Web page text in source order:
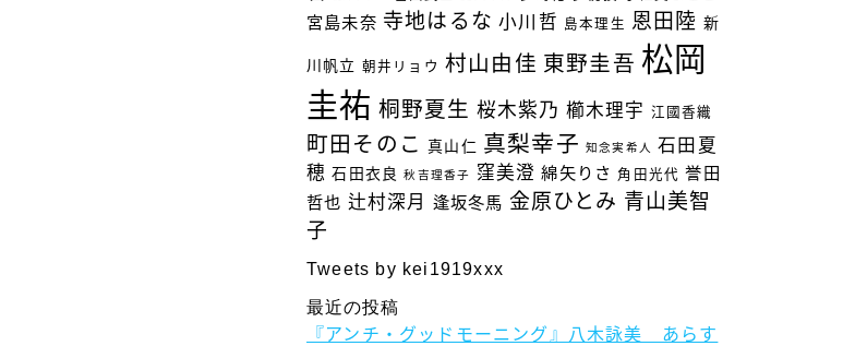
索
宮島未奈 寺地はるな 小川哲 島本理生 恩田陸 新
川帆立 朝井リョウ 村山由佳 東野圭吾 松岡
圭祐 桐野夏生 桜木紫乃 櫛木理宇 江國香織
町田そのこ 真山仁 真梨幸子 知念実希人
石田夏
穂 石田衣良 秋吉理香子 窪美澄 綿矢りさ 角田光代 誉田
哲也 辻村深月 逢坂冬馬 金原ひとみ 青山美智
子
Tweets by kei1919xxx
最近の投稿
『アンチ・グッドモーニング』八木詠美 あらす